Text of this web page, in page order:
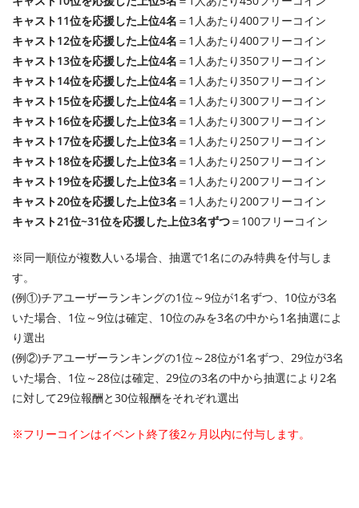
キャスト11位を応援した上位4名 ＝1人あたり400フリーコイン
キャスト12位を応援した上位4名 ＝1人あたり400フリーコイン
キャスト13位を応援した上位4名 ＝1人あたり350フリーコイン
キャスト14位を応援した上位4名 ＝1人あたり350フリーコイン
キャスト15位を応援した上位4名 ＝1人あたり300フリーコイン
キャスト16位を応援した上位3名 ＝1人あたり300フリーコイン
キャスト17位を応援した上位3名 ＝1人あたり250フリーコイン
キャスト18位を応援した上位3名 ＝1人あたり250フリーコイン
キャスト19位を応援した上位3名 ＝1人あたり200フリーコイン
キャスト20位を応援した上位3名 ＝1人あたり200フリーコイン
キャスト21位~31位を応援した上位3名ずつ＝100フリーコイン
※同一順位が複数人いる場合、抽選で1名にのみ特典を付与しま
す。
(例①)チアユーザーランキングの1位～9位が1名ずつ、10位が3名
いた場合、1位～9位は確定、10位のみを3名の中から1名抽選によ
り選出
(例②)チアユーザーランキングの1位～28位が1名ずつ、29位が3名
いた場合、1位～28位は確定、29位の3名の中から抽選により2名
に対して29位報酬と30位報酬をそれぞれ選出
※フリーコインはイベント終了後2ヶ月以内に付与します。